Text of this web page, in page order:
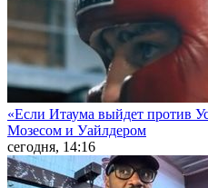
«Если Итаума выйдет против
Мозесом и Уайлдером
сегодня, 14:16